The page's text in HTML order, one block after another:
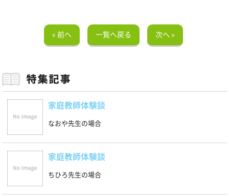
« 前へ 一覧へ戻る 次へ »
家庭教師体験談
なおや先生の場合
家庭教師体験談
ちひろ先生の場合